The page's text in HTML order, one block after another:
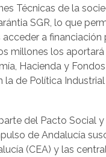
Técnicas de la
SGR, lo que
a financiación
millones los aportará
Hacienda y Fondos
la de Política
del Pacto Social y
de Andalucía
(CEA) y las